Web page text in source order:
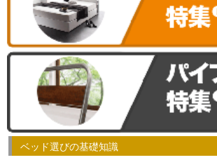
ベッド選びの基礎知識